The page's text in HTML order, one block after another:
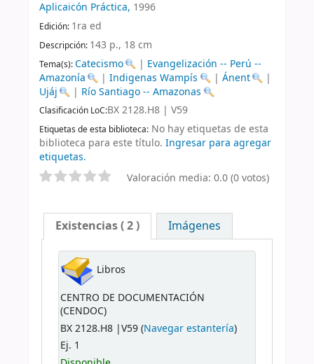
Aplicaicón Práctica, 1996
Edición: 1ra ed
Descripción: 143 p., 18 cm
Tema(s):Catecismo | Evangelización -- Perú --
Amazonía
|Indigenas Wampís | Ánent
|
Ujáj
| Río Santiago -- Amazonas
Clasificación LoC:BX 2128.H8 | V59
Etiquetas de esta biblioteca: No hay etiquetas de esta
biblioteca para este título. Ingresar para agregar
etiquetas.
Valoración media: 0.0 (0 votos)
Existencias( 2 ) Imágenes
Libros
CENTRO DE DOCUMENTACIÓN
(CENDOC)
BX 2128.H8 |V59 (Navegar estantería)
Ej. 1